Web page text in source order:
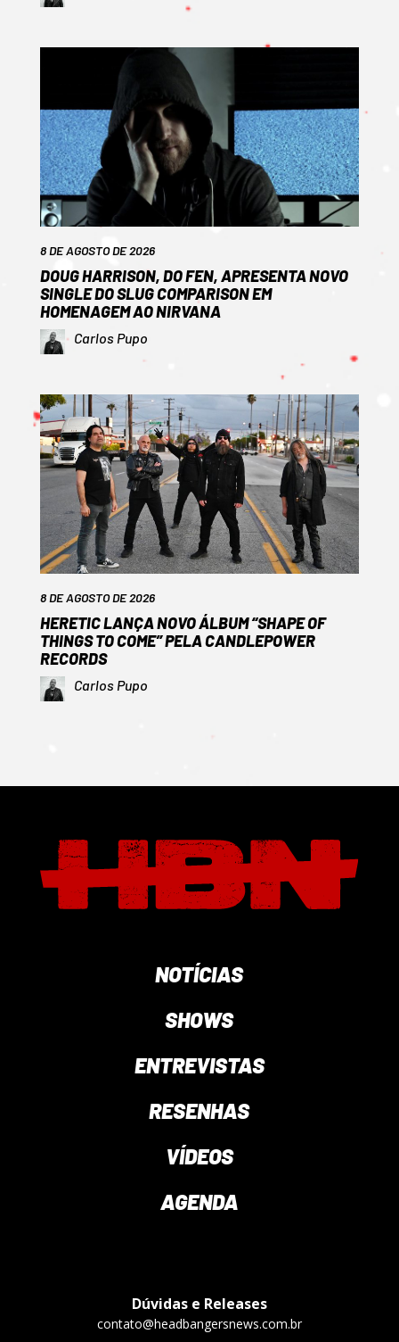
8 DE AGOSTO DE 2026
DOUG HARRISON, DO FEN, APRESENTA NOVO
SINGLE DO SLUG COMPARISON EM
HOMENAGEM AO NIRVANA
Carlos Pupo
8 DE AGOSTO DE 2026
HERETIC LANÇA NOVO ÁLBUM “SHAPE OF
THINGS TO COME” PELA CANDLEPOWER
RECORDS
Carlos Pupo
NOTÍCIAS
SHOWS
ENTREVISTAS
RESENHAS
VÍDEOS
AGENDA
Dúvidas e Releases
contato@headbangersnews.com.br